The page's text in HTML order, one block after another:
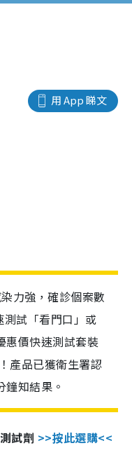
用 App 睇文
力強，確診個案數
試「看門口」或
惠價快速測試套裝
產品已獲衛生署認
知結果。
試劑 >>按此選購<<